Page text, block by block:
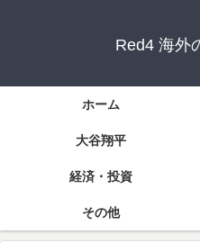
Red4 海外
ホーム
大谷翔平
経済・投資
その他